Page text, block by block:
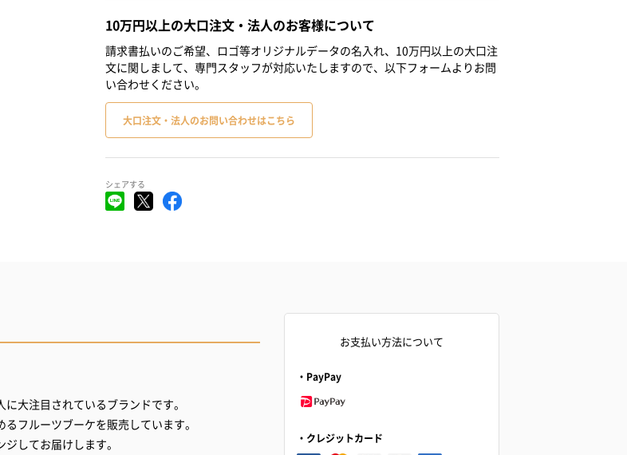
10万円以上の大口注文・法人のお客様について
請求書払いのご希望、ロゴ等オリジナルデータの名入れ、10万円以上の大口注
文に関しまして、専門スタッフが対応いたしますので、以下フォームよりお問
い合わせください。
大口注文・法人のお問い合わせはこちら
シェアする
大注目されているブランドです。
フルーツブーケを販売しています。
してお届けします。
お支払い方法について
・PayPay
・クレジットカード